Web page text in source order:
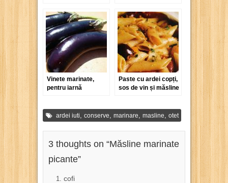
Vinete marinate,
pentru iarnă
Paste cu ardei copți,
sos de vin și măsline
ardei iuti conserve marinare masline otet
3 thoughts on “Măsline marinate
picante”
cofi